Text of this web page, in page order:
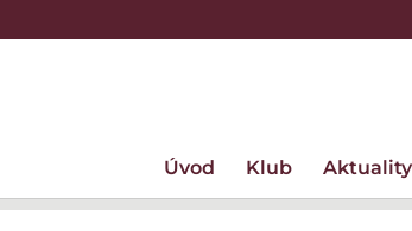
Úvod Klub Aktuality